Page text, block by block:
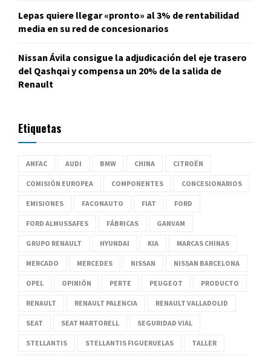
Lepas quiere llegar «pronto» al 3% de rentabilidad
media en su red de concesionarios
Nissan Ávila consigue la adjudicación del eje trasero
del Qashqai y compensa un 20% de la salida de
Renault
Etiquetas
ANFAC AUDI BMW CHINA CITROËN
COMISIÓN EUROPEA COMPONENTES CONCESIONARIOS
EMISIONES FACONAUTO FIAT FORD
FORD ALMUSSAFES FÁBRICAS GANVAM
GRUPO RENAULT HYUNDAI KIA MARCAS CHINAS
MERCADO MERCEDES NISSAN NISSAN BARCELONA
OPEL OPINIÓN PERTE PEUGEOT PRODUCTO
RENAULT RENAULT PALENCIA RENAULT VALLADOLID
SEAT SEAT MARTORELL SEGURIDAD VIAL
STELLANTIS STELLANTIS FIGUERUELAS TALLER